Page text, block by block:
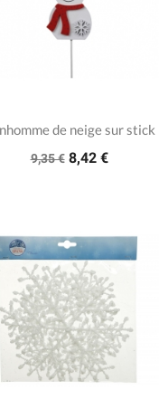
de neige sur stick
9,35 € 8,42 €